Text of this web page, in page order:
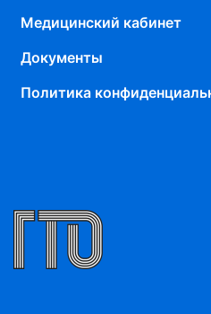
Медицинский кабинет
Документы
Политика